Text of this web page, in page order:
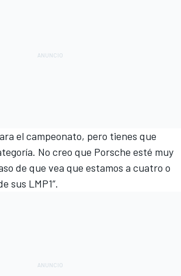
el campeonato, pero tienes que
No creo que Porsche esté muy
de que vea que estamos a cuatro o
sus LMP1”.